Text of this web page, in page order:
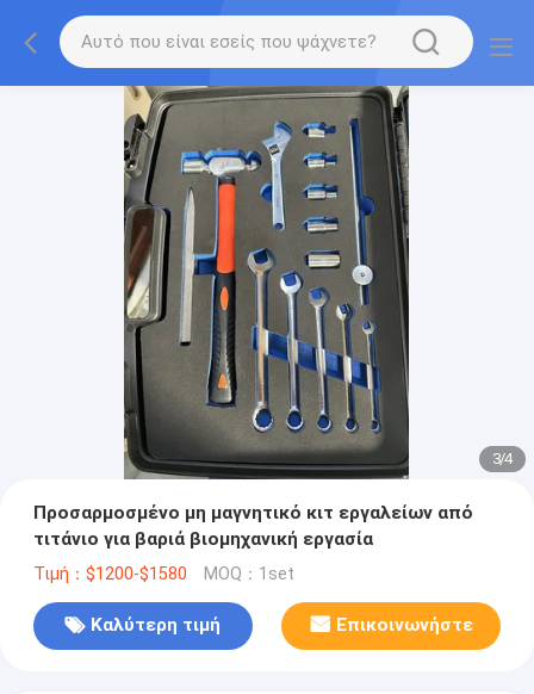
3/4
Προσαρμοσμένο μη μαγνητικό κιτ εργαλείων από
τιτάνιο για βαριά βιομηχανική εργασία
Τιμή：$1200-$1580 MOQ：1set
Καλύτερη τιμή Επικοινωνήστε